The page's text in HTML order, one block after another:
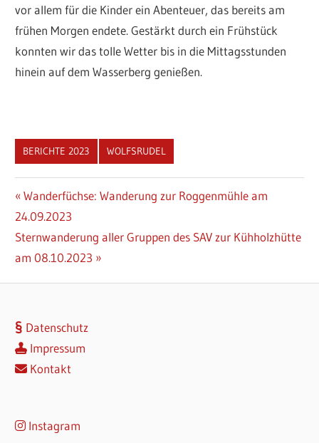
vor allem für die Kinder ein Abenteuer, das bereits am
frühen Morgen endete. Gestärkt durch ein Frühstück
konnten wir das tolle Wetter bis in die Mittagsstunden
hinein auf dem Wasserberg genießen.
BERICHTE 2023 WOLFSRUDEL
Beitragsnavigation
Vorheriger
Beitrag:
Wanderfüchse: Wanderung zur Roggenmühle am
24.09.2023
Nächster
Beitrag:
Sternwanderung aller Gruppen des SAV zur Kühholzhütte
am 08.10.2023
Datenschutz
Impressum
Kontakt
Instagram